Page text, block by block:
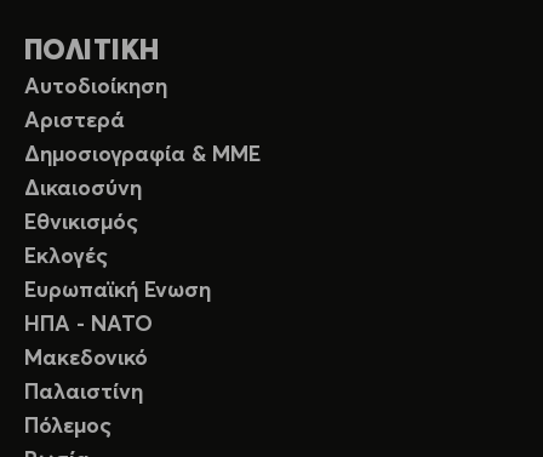
ΠΟΛΙΤΙΚΗ
Αυτοδιοίκηση
Αριστερά
Δημοσιογραφία & ΜΜΕ
Δικαιοσύνη
Εθνικισμός
Εκλογές
Ευρωπαϊκή Ενωση
ΗΠΑ - ΝΑΤΟ
Μακεδονικό
Παλαιστίνη
Πόλεμος